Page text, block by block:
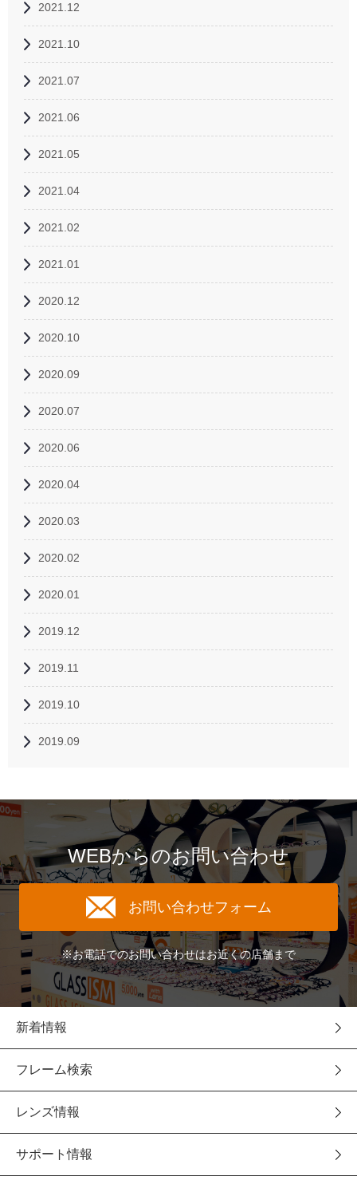
2021.12
2021.10
2021.07
2021.06
2021.05
2021.04
2021.02
2021.01
2020.12
2020.10
2020.09
2020.07
2020.06
2020.04
2020.03
2020.02
2020.01
2019.12
2019.11
2019.10
2019.09
WEBからのお問い合わせ
お問い合わせフォーム
※お電話でのお問い合わせはお近くの店舗まで
新着情報
フレーム検索
レンズ情報
サポート情報